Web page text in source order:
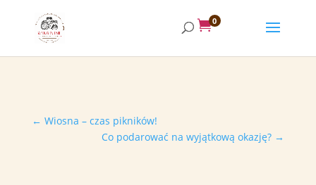
0
← Wiosna – czas pikników!
Co podarować na wyjątkową okazję? →